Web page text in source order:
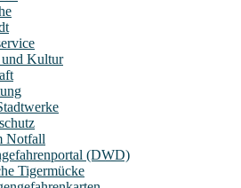
Kultur
Notfall
(DWD)
Tigermücke